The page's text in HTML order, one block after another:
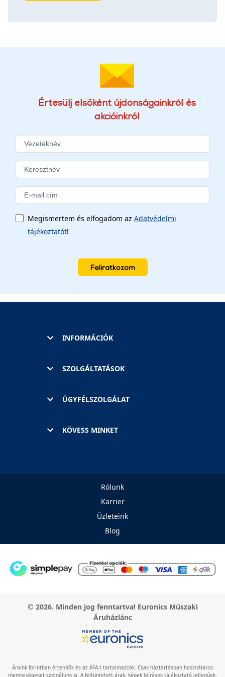
Értesülj elsőként újdonságainkról és
akcióinkról
Megismertem és elfogadom az Adatvédelmi
tájékoztatót!
Feliratkozom
INFORMÁCIÓK
SZOLGÁLTATÁSOK
ÜGYFÉLSZOLGÁLAT
KÖVESS MINKET
Rólunk
Karrier
Üzleteink
Blog
© 2026. Minden jog fenntartva! Euronics Műszaki
Áruházlánc
Áraink forintban értendők és az ÁFA-t tartalmazzák. Csak háztartásban használatos
mennyiségeket szolgálunk ki. A feltüntetett árak, képek leírások tájékoztató jellegűek,